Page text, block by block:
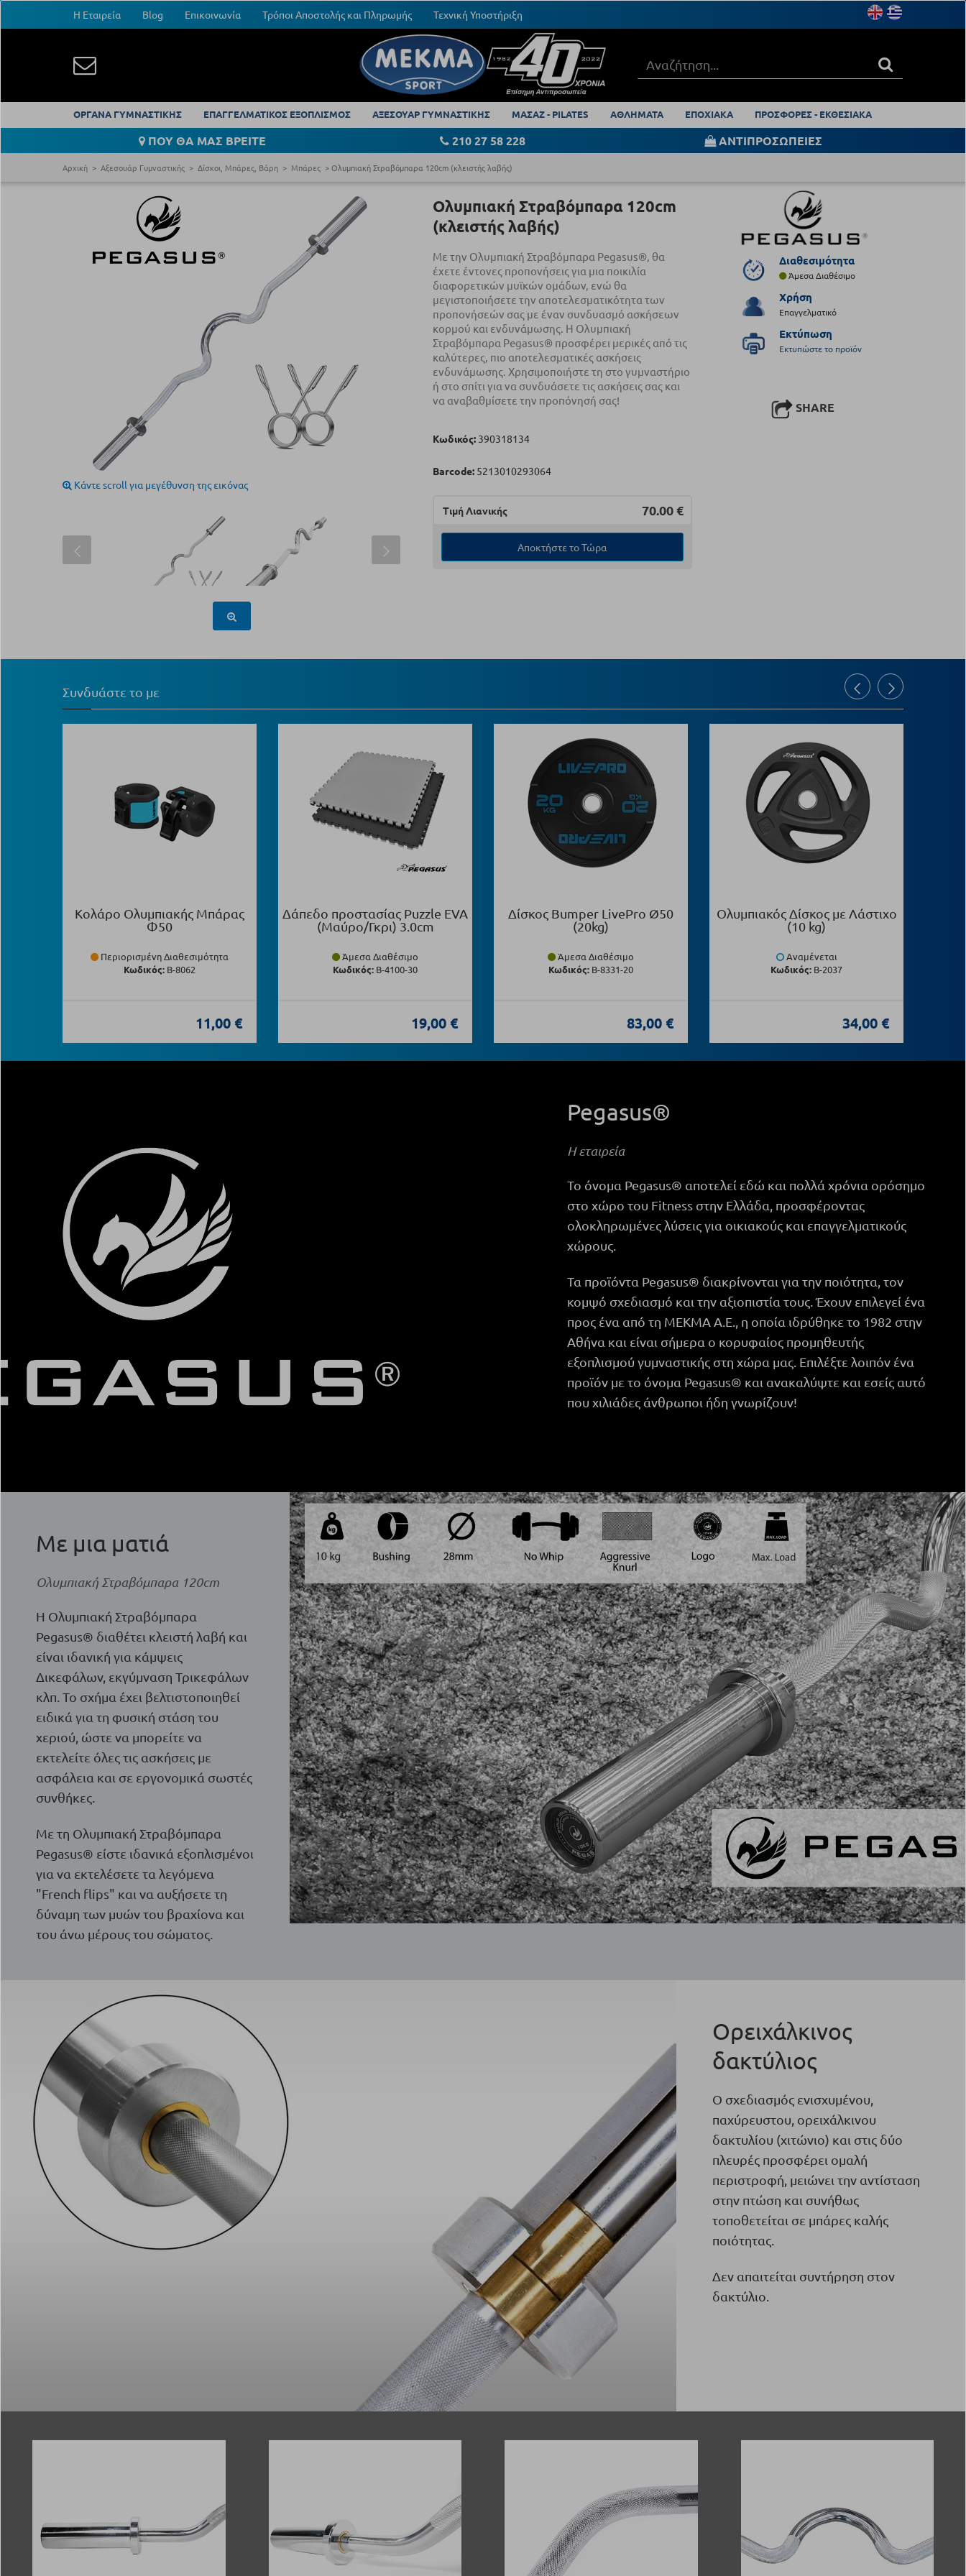
Η Εταιρεία Blog Επικοινωνία Τρόποι Αποστολής και Πληρωμής Τεχνική Υποστήριξη
ΟΡΓΑΝΑ ΓΥΜΝΑΣΤΙΚΗΣ ΕΠΑΓΓΕΛΜΑΤΙΚΟΣ ΕΞΟΠΛΙΣΜΟΣ ΑΞΕΣΟΥΑΡ ΓΥΜΝΑΣΤΙΚΗΣ ΜΑΣΑΖ - PILATES ΑΘΛΗΜΑΤΑ ΕΠΟΧΙΑΚΑ ΠΡΟΣΦΟΡΕΣ - ΕΚΘΕΣΙΑΚΑ
ΠΟΥ ΘΑ ΜΑΣ ΒΡΕΙΤΕ 210 27 58 228 ΑΝΤΙΠΡΟΣΩΠΕΙΕΣ
Αρχική Αξεσουάρ Γυμναστικής Δίσκοι, Μπάρες, Βάρη Μπάρες Ολυμπιακή Στραβόμπαρα 120cm (κλειστής λαβής)
Κάντε scroll για μεγέθυνση της εικόνας
Ολυμπιακή Στραβόμπαρα 120cm
(κλειστής λαβής)
Με την Ολυμπιακή Στραβόμπαρα Pegasus®, θα
έχετε έντονες προπονήσεις για μια ποικιλία
διαφορετικών μυϊκών ομάδων, ενώ θα
μεγιστοποιήσετε την αποτελεσματικότητα των
προπονήσεών σας με έναν συνδυασμό ασκήσεων
κορμού και ενδυνάμωσης. Η Ολυμπιακή
Στραβόμπαρα Pegasus® προσφέρει μερικές από τις
καλύτερες, πιο αποτελεσματικές ασκήσεις
ενδυνάμωσης. Χρησιμοποιήστε τη στο γυμναστήριο
ή στο σπίτι για να συνδυάσετε τις ασκήσεις σας και
να αναβαθμίσετε την προπόνησή σας!
Κωδικός: 390318134
Barcode: 5213010293064
Τιμή Λιανικής 70.00 €
Αποκτήστε το Τώρα
Διαθεσιμότητα
Άμεσα Διαθέσιμο
Χρήση
Επαγγελματικό
Εκτύπωση
Εκτυπώστε το προϊόν
SHARE
Συνδυάστε το με
Κολάρο Ολυμπιακής Μπάρας
Φ50
Περιορισμένη Διαθεσιμότητα
Κωδικός: Β-8062
11,00 €
Δάπεδο προστασίας Puzzle EVA
(Μαύρο/Γκρι) 3.0cm
Άμεσα Διαθέσιμο
Κωδικός: Β-4100-30
19,00 €
Δίσκος Bumper LivePro Ø50
(20kg)
Άμεσα Διαθέσιμο
Κωδικός: B-8331-20
83,00 €
Ολυμπιακός Δίσκος με Λάστιχο
(10 kg)
Αναμένεται
Κωδικός: Β-2037
34,00 €
Pegasus®
Η εταιρεία
Το όνομα Pegasus® αποτελεί εδώ και πολλά χρόνια ορόσημο
στο χώρο του Fitness στην Ελλάδα, προσφέροντας
ολοκληρωμένες λύσεις για οικιακούς και επαγγελματικούς
χώρους.
Τα προϊόντα Pegasus® διακρίνονται για την ποιότητα, τον
κομψό σχεδιασμό και την αξιοπιστία τους. Έχουν επιλεγεί ένα
προς ένα από τη ΜΕΚΜΑ Α.Ε., η οποία ιδρύθηκε το 1982 στην
Αθήνα και είναι σήμερα o κορυφαίος προμηθευτής
εξοπλισμού γυμναστικής στη χώρα μας. Επιλέξτε λοιπόν ένα
προϊόν με το όνομα Pegasus® και ανακαλύψτε και εσείς αυτό
που χιλιάδες άνθρωποι ήδη γνωρίζουν!
Με μια ματιά
Ολυμπιακή Στραβόμπαρα 120cm
Η Ολυμπιακή Στραβόμπαρα
Pegasus® διαθέτει κλειστή λαβή και
είναι ιδανική για κάμψεις
Δικεφάλων, εκγύμναση Τρικεφάλων
κλπ. Το σχήμα έχει βελτιστοποιηθεί
ειδικά για τη φυσική στάση του
χεριού, ώστε να μπορείτε να
εκτελείτε όλες τις ασκήσεις με
ασφάλεια και σε εργονομικά σωστές
συνθήκες.
Με τη Ολυμπιακή Στραβόμπαρα
Pegasus® είστε ιδανικά εξοπλισμένοι
για να εκτελέσετε τα λεγόμενα
"French flips" και να αυξήσετε τη
δύναμη των μυών του βραχίονα και
του άνω μέρους του σώματος.
Ορειχάλκινος
δακτύλιος
Ο σχεδιασμός ενισχυμένου,
παχύρευστου, ορειχάλκινου
δακτυλίου (χιτώνιο) και στις δύο
πλευρές προσφέρει ομαλή
περιστροφή, μειώνει την αντίσταση
στην πτώση και συνήθως
τοποθετείται σε μπάρες καλής
ποιότητας.
Δεν απαιτείται συντήρηση στον
δακτύλιο.